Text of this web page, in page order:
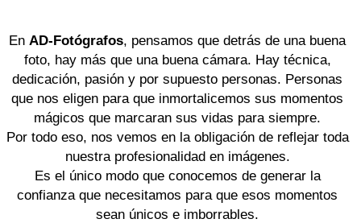
En AD-Fotógrafos, pensamos que detrás de una buena
foto, hay más que una buena cámara. Hay técnica,
dedicación, pasión y por supuesto personas. Personas
que nos eligen para que inmortalicemos sus momentos
mágicos que marcaran sus vidas para siempre.
Por todo eso, nos vemos en la obligación de reflejar toda
nuestra profesionalidad en imágenes.
Es el único modo que conocemos de generar la
confianza que necesitamos para que esos momentos
sean únicos e imborrables.